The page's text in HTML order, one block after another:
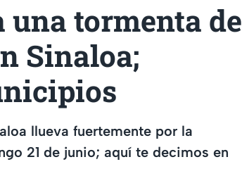
una tormenta de
Sinaloa;
llueva fuertemente por la
21 de junio; aquí te decimos en